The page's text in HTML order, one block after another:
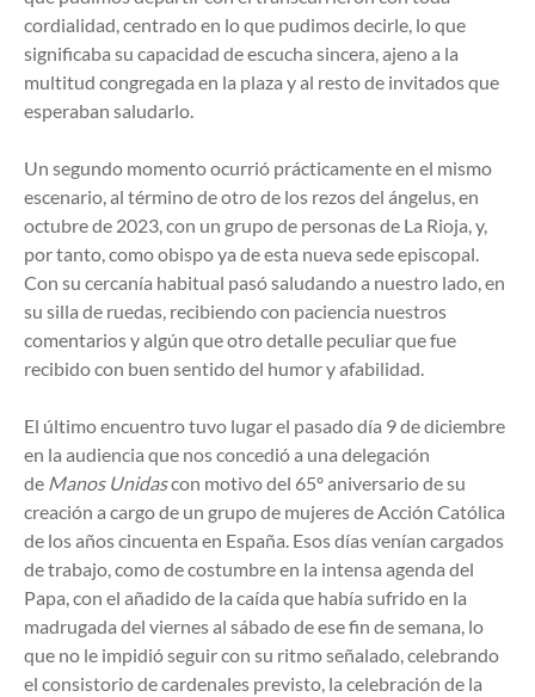
cordialidad, centrado en lo que pudimos decirle, lo que
significaba su capacidad de escucha sincera, ajeno a la
multitud congregada en la plaza y al resto de invitados que
esperaban saludarlo.
Un segundo momento ocurrió prácticamente en el mismo
escenario, al término de otro de los rezos del ángelus, en
octubre de 2023, con un grupo de personas de La Rioja, y,
por tanto, como obispo ya de esta nueva sede episcopal.
Con su cercanía habitual pasó saludando a nuestro lado, en
su silla de ruedas, recibiendo con paciencia nuestros
comentarios y algún que otro detalle peculiar que fue
recibido con buen sentido del humor y afabilidad.
El último encuentro tuvo lugar el pasado día 9 de diciembre
en la audiencia que nos concedió a una delegación
de Manos Unidascon motivo del 65º aniversario de su
creación a cargo de un grupo de mujeres de Acción Católica
de los años cincuenta en España. Esos días venían cargados
de trabajo, como de costumbre en la intensa agenda del
Papa, con el añadido de la caída que había sufrido en la
madrugada del viernes al sábado de ese fin de semana, lo
que no le impidió seguir con su ritmo señalado, celebrando
el consistorio de cardenales previsto, la celebración de la